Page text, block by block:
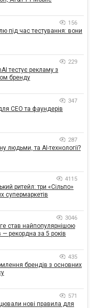
156
під час тестування: вони
229
тестує рекламу з
бренду
347
CEO та фаундерів
287
людьми, та AI-технології?
4115
ритейл: три «Сільпо»
супермаркетів
3046
став найпопулярнішою
— рекордна за 5 років
435
брендів з основних
571
нові правила для